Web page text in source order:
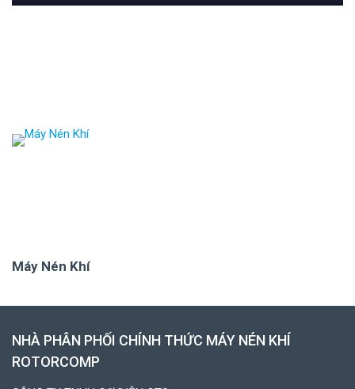
Máy Nén Khí
NHÀ PHÂN PHỐI CHÍNH THỨC MÁY NÉN KHÍ
ROTORCOMP